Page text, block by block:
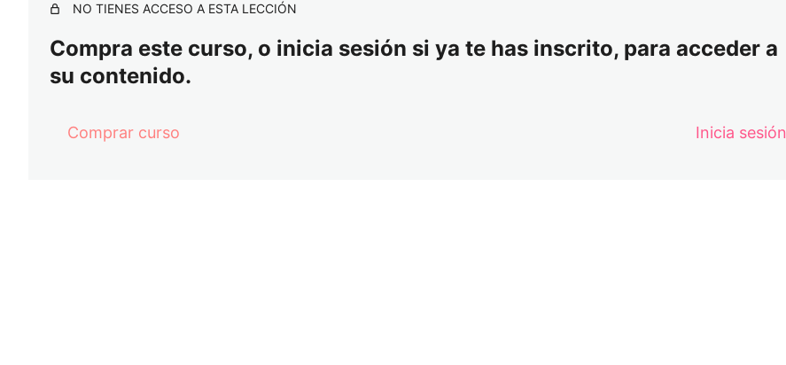
NO TIENES ACCESO A ESTA LECCIÓN
Compra este curso, o inicia sesión si ya te has inscrito, para acceder a
su contenido.
Comprar curso Inicia sesión